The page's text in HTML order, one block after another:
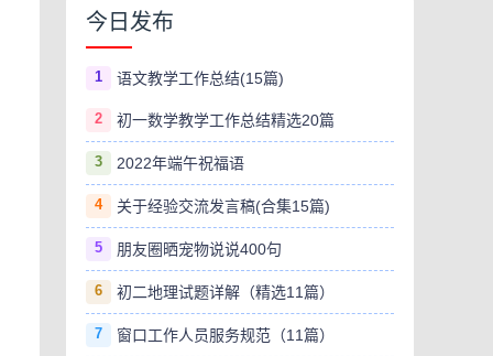
今日发布
1 语文教学工作总结(15篇)
2 初一数学教学工作总结精选20篇
3 2022年端午祝福语
4 关于经验交流发言稿(合集15篇)
5 朋友圈晒宠物说说400句
6 初二地理试题详解（精选11篇）
7 窗口工作人员服务规范（11篇）